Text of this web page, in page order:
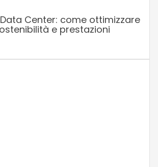
Center: come ottimizzare
e prestazioni